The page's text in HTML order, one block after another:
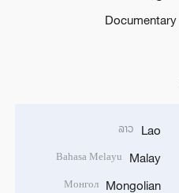
Documentary
Lao
ລາວ
Malay
Bahasa Melayu
Mongolian
Монгол